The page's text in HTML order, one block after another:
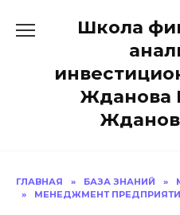
Школа
Жданова
ГЛАВНАЯ » БАЗА ЗНАНИЙ »
»
МЕНЕДЖМЕНТ